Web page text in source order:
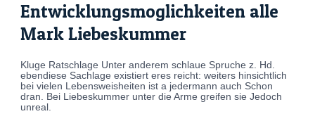
Entwicklungsmoglichkeiten alle
Mark Liebeskummer
Kluge Ratschlage Unter anderem schlaue Spruche z. Hd.
ebendiese Sachlage existiert eres reicht: weiters hinsichtlich
bei vielen Lebensweisheiten ist a jedermann auch Schon
dran. Bei Liebeskummer unter die Arme greifen sie Jedoch
unreal.